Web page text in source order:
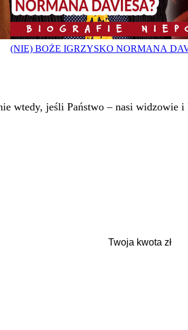
(NIE) BOŻE IGRZYSKO NORMANA
wtedy, jeśli Państwo – nasi widzowie